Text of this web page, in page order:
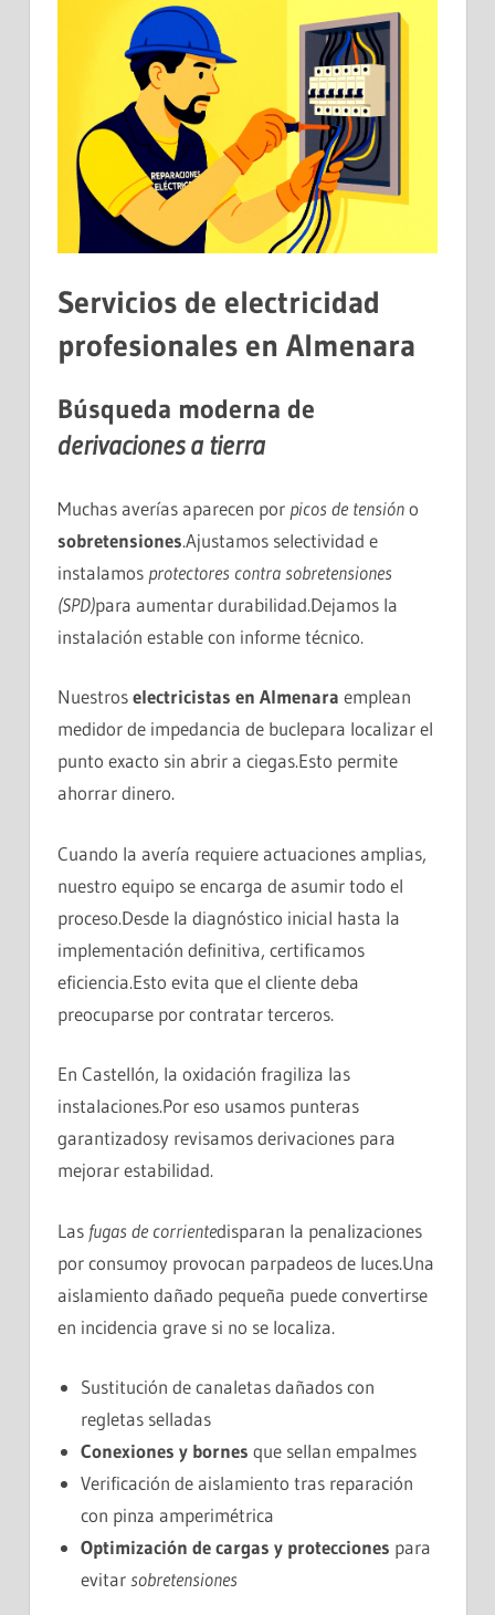
Servicios de electricidad
profesionales en Almenara
Búsqueda moderna de
derivaciones a tierra
Muchas averías aparecen por picos de tensióno
sobretensiones.Ajustamos selectividad e
instalamos protectores contra sobretensiones
(SPD)para aumentar durabilidad.Dejamos la
instalación estable con informe técnico.
Nuestroselectricistas en Almenara emplean
medidor de impedancia de buclepara localizar el
punto exacto sin abrir a ciegas.Esto permite
ahorrar dinero.
Cuando la avería requiere actuaciones amplias,
nuestro equipo se encarga de asumir todo el
proceso.Desde la diagnóstico inicial hasta la
implementación definitiva, certificamos
eficiencia.Esto evita que el cliente deba
preocuparse por contratar terceros.
En Castellón, la oxidación fragiliza las
instalaciones.Por eso usamos punteras
garantizadosy revisamos derivaciones para
mejorar estabilidad.
Las fugas de corrientedisparan la penalizaciones
por consumoy provocan parpadeos de luces.Una
aislamiento dañado pequeña puede convertirse
en incidencia grave si no se localiza.
Sustitución de canaletas dañados con
regletas selladas
Conexiones y bornes que sellan empalmes
Verificación de aislamiento tras reparación
con pinza amperimétrica
Optimización de cargas y protecciones para
evitarsobretensiones